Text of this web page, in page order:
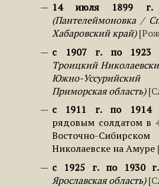
14 июля 1899 г.
Пантелеймоновка /
Хабаровский край
с 1907 г. по 1923
Троицкий
Южно-
Приморская область
с 1911 г. по 1914
рядовым солдатом в
Восточно-
Николаевске на Амуре
с 1925 г. по 1930 г.
Ярославская область